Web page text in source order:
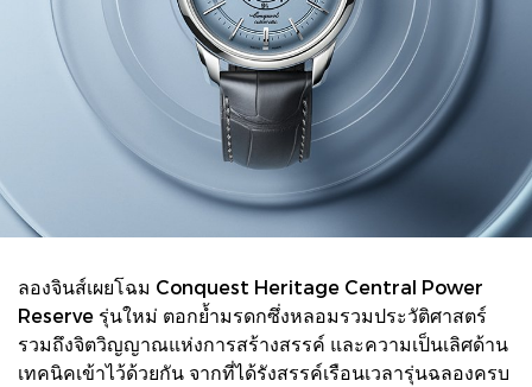
ลองจินส์เผยโฉม Conquest Heritage Central Power
Reserve รุ่นใหม่ ตอกย้ำมรดกซึ่งหลอมรวมประวัติศาสตร์
รวมถึงจิตวิญญาณแห่งการสร้างสรรค์ และความเป็นเลิศด้าน
เทคนิคเข้าไว้ด้วยกัน จากที่ได้รังสรรค์เรือนเวลารุ่นฉลองครบ